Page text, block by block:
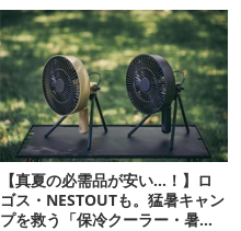
【真夏の必需品が安い…！】ロ
ゴス・NESTOUTも。猛暑キャン
プを救う「保冷クーラー・暑さ